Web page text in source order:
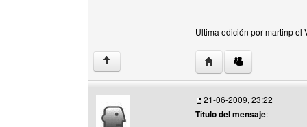
Ultima edición por martinp el
↑ Visitar sitio web del
21-06-2009, 23:22
Título del mensaje: